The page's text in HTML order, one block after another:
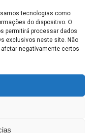
tecnologias como
do dispositivo. O
permitirá processar dados
exclusivos neste site. Não
negativamente certos
- Avenida